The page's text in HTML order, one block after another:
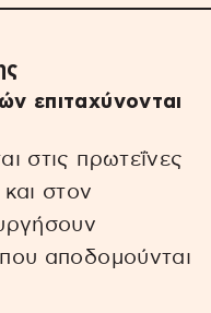
επιταχύνονται
στις πρωτεΐνες
στον
που αποδομούνται